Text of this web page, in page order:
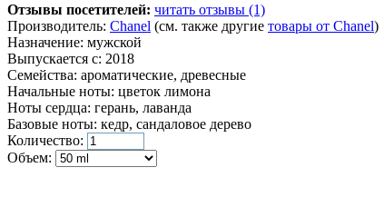
Отзывы посетителей: читать отзывы (1)
Производитель: Chanel (см. также другие товары от Chanel)
Назначение: мужской
Выпускается с: 2018
Семейства: ароматические, древесные
Начальные ноты: цветок лимона
Ноты сердца: герань, лаванда
Базовые ноты: кедр, сандаловое дерево
Количество:
Объем: